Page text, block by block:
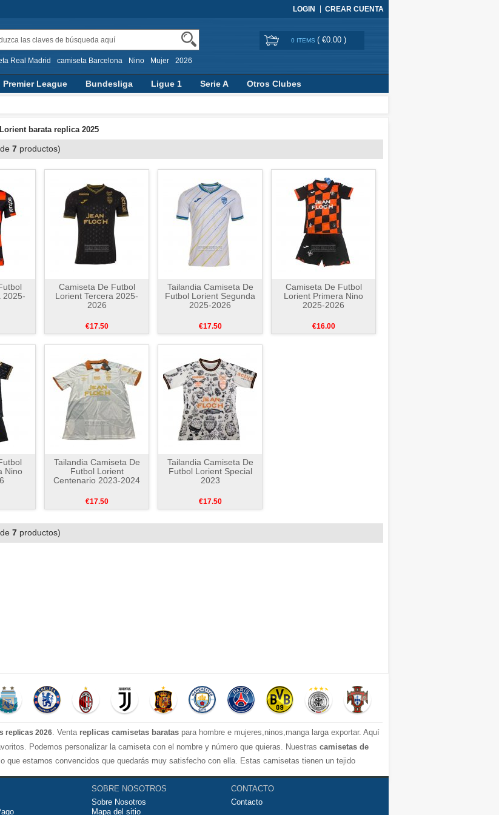
LOGIN CREAR CUENTA
Real Madrid camiseta Barcelona Nino Mujer 2026
0 ITEMS ( €0.00 )
Premier League Bundesliga Ligue 1 Serie A Otros Clubes
barata replica 2025
7 productos)
2025-
Camiseta De Futbol
Lorient Tercera 2025-
2026
€17.50
Tailandia Camiseta De
Futbol Lorient Segunda
2025-2026
€17.50
Camiseta De Futbol
Lorient Primera Nino
2025-2026
€16.00
Nino
Tailandia Camiseta De
Futbol Lorient
Centenario 2023-2024
€17.50
Tailandia Camiseta De
Futbol Lorient Special
2023
€17.50
7 productos)
replicas 2026. Venta replicas camisetas baratas para hombre e mujeres,ninos,manga larga exportar. Aquí
Podemos personalizar la camiseta con el nombre y número que quieras. Nuestras camisetas de
que estamos convencidos que quedarás muy satisfecho con ella. Estas camisetas tienen un tejido
para animar a tu equipo favorito. Si no disponinemos de la camiseta de fútbol que necesites
barata posible.
SOBRE NOSOTROS
Sobre Nosotros
Mapa del sitio
CONTACTO
Contacto